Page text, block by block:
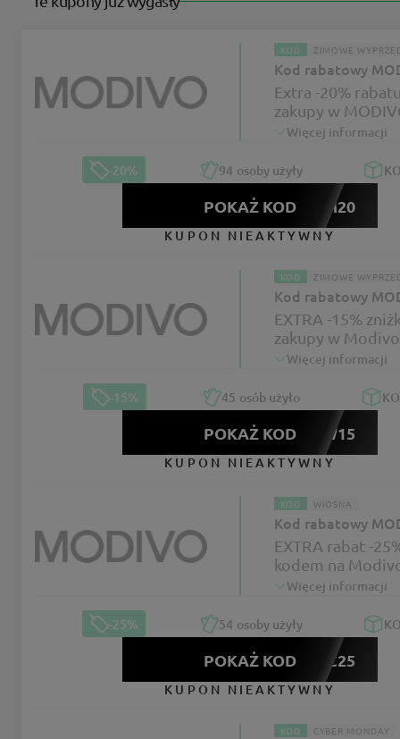
KOD ZIMOWE
Kod rabatowy
Extra -20%
zakupy w
Więcej informacji
-20% 94 osoby użyły
POKAŻ KODEMIUM20
KUPON NIEAKTYWNY
KOD ZIMOWE
Kod rabatowy
EXTRA -15%
zakupy w Modivo
Więcej informacji
-15% 45 osób użyło
POKAŻ KOD NEW15
KUPON NIEAKTYWNY
KOD WIOSNA
Kod rabatowy
EXTRA rabat -
kodem na
Więcej informacji
-25% 54 osoby użyły
POKAŻ KODARZEC25
KUPON NIEAKTYWNY
KOD CYBER MONDAY